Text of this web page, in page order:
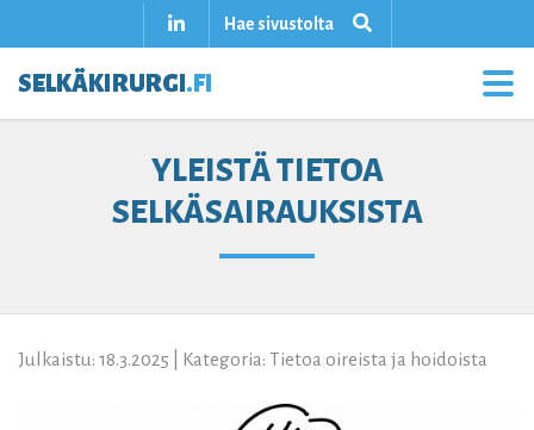
SELKÄKIRURGI .FI
YLEISTÄ TIETOA
SELKÄSAIRAUKSISTA
Julkaistu: 18.3.2025 Kategoria: Tietoa oireista ja hoidoista